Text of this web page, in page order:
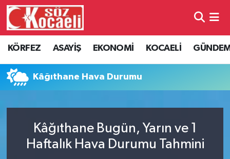
KÖRFEZ ASAYİŞ EKONOMİ KOCAELİ
Kâğıthane Hava Durumu
Kâğıthane Bugün, Yarın ve 1
Haftalık Hava Durumu Tahmini
Kocaeli Hava Durumu
Kocaeli Namaz Vakitleri
Süper Lig Puan Durumu ve Fikstür